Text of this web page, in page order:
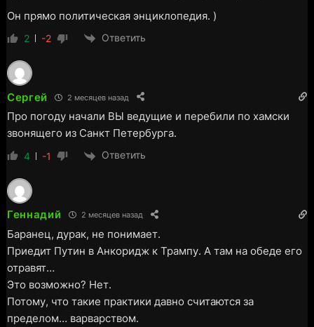
Он прямо политическая энциклопедия. )
2 -2 Ответить
Сергей 2 месяцев назад
Про погоду начали ВЫ ведущие и перебили по хамски
звонящего из Санкт Петербурга.
4 -1 Ответить
Геннадий 2 месяцев назад
Баранец, дурак, не понимает.
Приедит Путин в Анкоридж к Трампу. А там на обеде его
отравят…
Это возможно? Нет.
Потому, что такие практики давно считаются за
пределом… варварством.